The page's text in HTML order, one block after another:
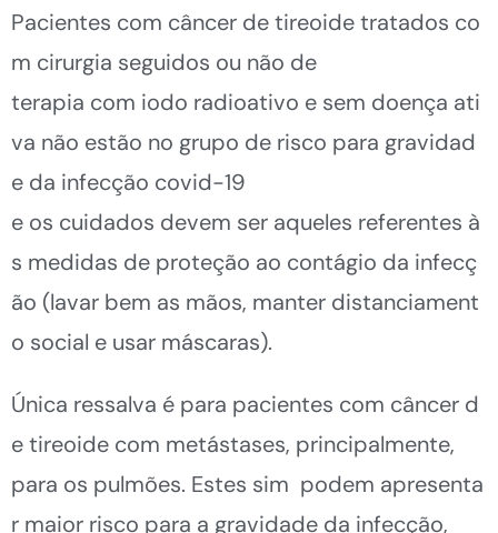
Pacientes com câncer de tireoide tratados co
m cirurgia seguidos ou não de
terapia com iodo radioativo e sem doença ati
va não estão no grupo de risco para gravidad
e da infecção covid-19
e os cuidados devem ser aqueles referentes à
s medidas de proteção ao contágio da infecç
ão (lavar bem as mãos, manter distanciament
o social e usar máscaras).
Única ressalva é para pacientes com câncer d
e tireoide com metástases, principalmente,
para os pulmões. Estes sim podem apresenta
r maior risco para a gravidade da infecção,